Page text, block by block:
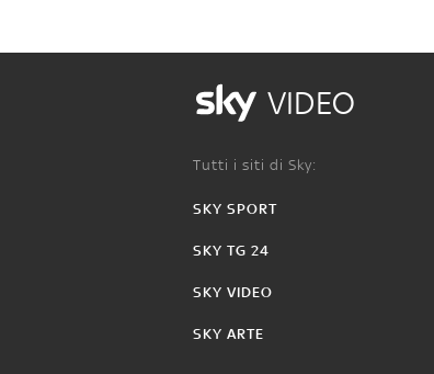
VIDEO
Tutti i siti di Sky:
SKY SPORT
SKY TG 24
SKY VIDEO
SKY ARTE